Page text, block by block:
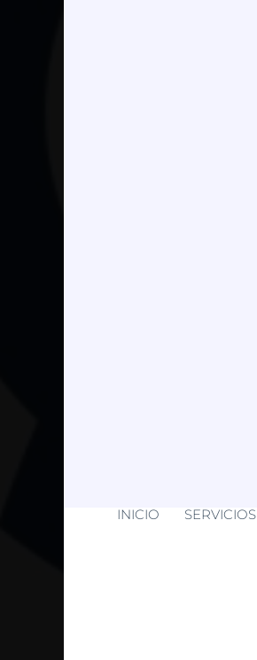
INICIO SERVICIOS